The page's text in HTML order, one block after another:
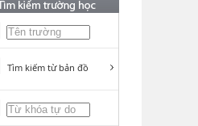
Tìm kiếm từ bản đồ